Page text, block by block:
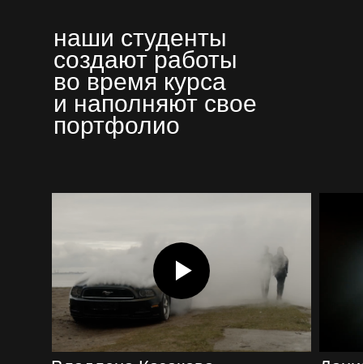
наши студенты
создают работы
во время курса
и наполняют свое
портфолио